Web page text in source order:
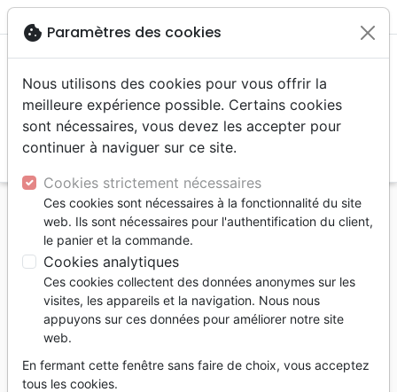
menu
Accueil Livres
Etude de la Bible
Vivre en Christ - 100 méditations pour grandir
Vivre en Christ
100 méditations pour grandir
Kenneth Berding
Référence MB3635
9782826036357
EditeurLa Maison de la Bible
cookie Paramètres des cookies
Nous utilisons des cookies pour vous offrir la
meilleure expérience possible. Certains cookies
sont nécessaires, vous devez les accepter pour
continuer à naviguer sur ce site.
Cookies strictement nécessaires
Ces cookies sont nécessaires à la fonctionnalité du site
web. Ils sont nécessaires pour l'authentification du client,
le panier et la commande.
Cookies analytiques
Ces cookies collectent des données anonymes sur les
visites, les appareils et la navigation. Nous nous
appuyons sur ces données pour améliorer notre site
web.
En fermant cette fenêtre sans faire de choix, vous acceptez
tous les cookies.